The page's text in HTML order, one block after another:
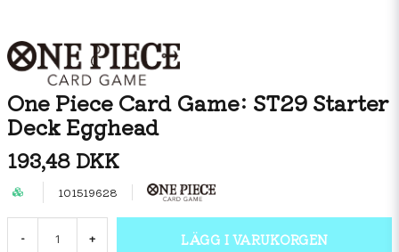
One Piece Card Game: ST29 Starter
Deck Egghead
193,48 DKK
101519628
- + LÄGG I VARUKORGEN